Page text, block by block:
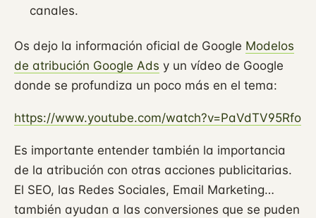
canales.
Os dejo la información oficial de Google Modelos
de atribución Google Ads y un vídeo de Google
donde se profundiza un poco más en el tema:
https://www.youtube.com/watch?v=PaVdTV95Rfo
Es importante entender también la importancia
de la atribución con otras acciones publicitarias.
El SEO, las Redes Sociales, Email Marketing…
también ayudan a las conversiones que se puden